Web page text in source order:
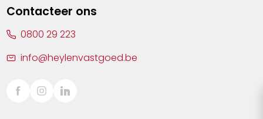
Sint-Truiden
Contacteer ons
0800 29 223
info@heylenvastgoed.be